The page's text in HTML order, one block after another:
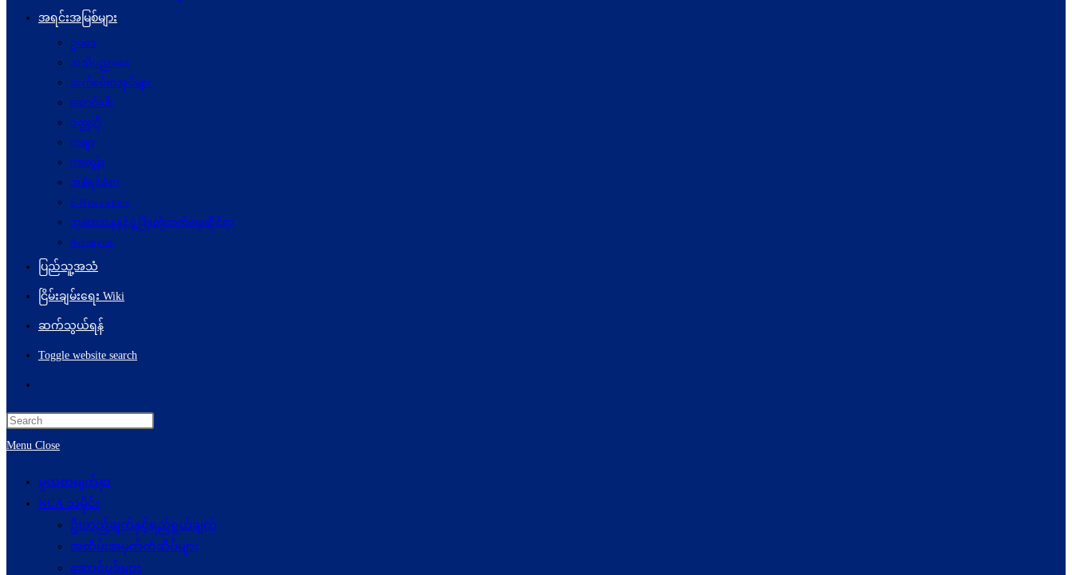
အရင်းအမြစ်များ
ဥပဒေ
အသိပညာပေး
ဆက်စပ်စာအုပ်များ
ဆောင်းပါး
ဝတ္ထုတို
ကဗျာ
ကာတွန်း
အစီရင်ခံစာ
E-Newsletters
သုတေသနနှင့်ဖွံ့ဖြိုးတိုးတက်ရေးဆိုင်ရာ
Acronyms
ပြည်သူ့အသံ
ငြိမ်းချမ်းရေး Wiki
ဆက်သွယ်ရန်
Toggle website search
Menu Close
မူလစာမျက်နှာ
NCA သမိုင်း
ဦးတည်ချက်နှင့်ရည်ရွယ်ချက်
အထိမ်းအမှတ်တံဆိပ်များ
ဆောင်ပုဒ်များ